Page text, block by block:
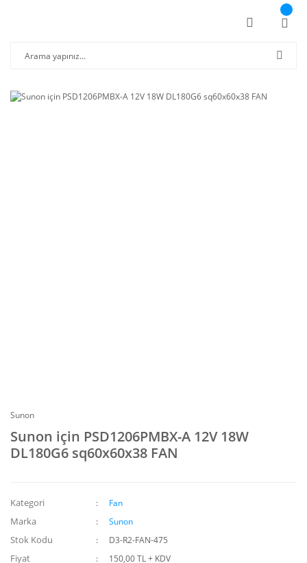
Sunon
Sunon için PSD1206PMBX-A 12V 18W
DL180G6 sq60x60x38 FAN
Kategori Fan
Marka Sunon
Stok Kodu D3-R2-FAN-475
Fiyat 150,00 TL + KDV